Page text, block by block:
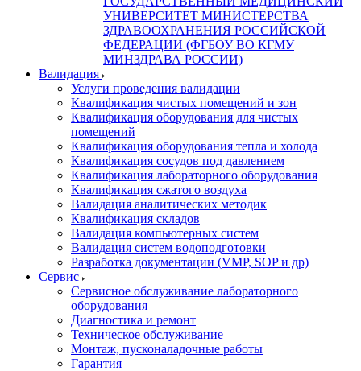
УНИВЕРСИТЕТ МИНИСТЕРСТВА
ЗДРАВООХРАНЕНИЯ РОССИЙСКОЙ
ФЕДЕРАЦИИ (ФГБОУ ВО КГМУ
МИНЗДРАВА РОССИИ)
Валидация
Услуги проведения валидации
Квалификация чистых помещений и зон
Квалификация оборудования для чистых
помещений
Квалификация оборудования тепла и холода
Квалификация сосудов под давлением
Квалификация лабораторного оборудования
Квалификация сжатого воздуха
Валидация аналитических методик
Квалификация складов
Валидация компьютерных систем
Валидация систем водоподготовки
Разработка документации (VMP, SOP и др)
Cервис
Сервисное обслуживание лабораторного
оборудования
Диагностика и ремонт
Техническое обслуживание
Монтаж, пусконаладочные работы
Гарантия